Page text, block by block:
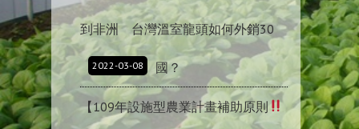
到非洲 台灣溫室龍頭如何外銷30
國？
2022-03-08
【109年設施型農業計畫補助原則